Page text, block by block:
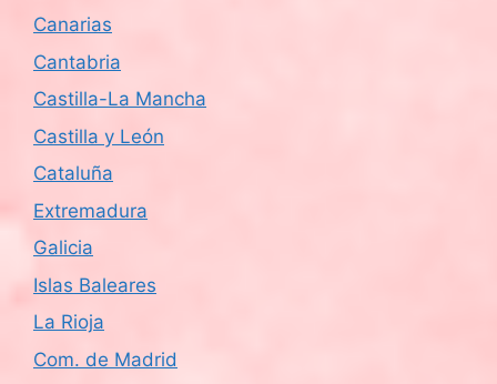
Canarias
Cantabria
Castilla-La Mancha
Castilla y León
Cataluña
Extremadura
Galicia
Islas Baleares
La Rioja
Com. de Madrid